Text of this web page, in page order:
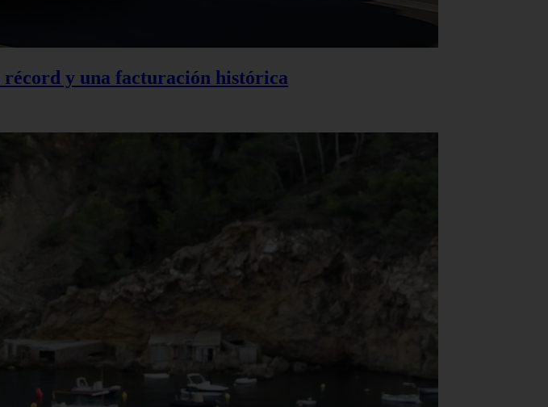
y una facturación histórica